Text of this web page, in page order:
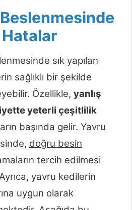
Hatalar
sık yapılan
sağlıklı bir şekilde
Özellikle, yanlış
yeterli çeşitlilik
başında gelir. Yavru
doğru besin
tercih edilmesi
yavru kedilerin
uygun olarak